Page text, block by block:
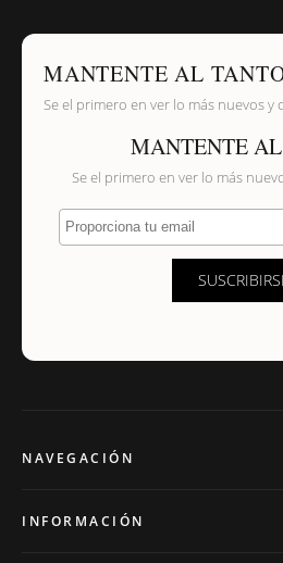
MANTENTE AL
Se el primero en ver lo más nuevos y
MANTENTE
Se el primero en ver lo más
Proporciona tu email
NAVEGACIÓN
INFORMACIÓN